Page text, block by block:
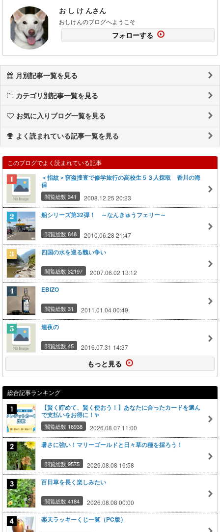
お し け んさん
おしけんのブログへようこそ
フォローする
月別記事一覧を見る
カテゴリ別記事一覧を見る
お気に入りブログ一覧を見る
よく読まれている記事一覧を見る
このブログでよく読まれている記事
＜指紋＞窃盗捜査で修学旅行の高校生５３人採取 香川の海
保
閲覧総数 341 2008.12.25 20:23
船シリーズ第32弾！ ～なんきゅうフェリー～
閲覧総数 848 2010.06.28 21:47
四国の水を巡る醜い争い
閲覧総数 32197 2007.06.02 13:12
EBIZO
閲覧総数 31 2011.01.04 00:49
連夜の
閲覧総数 45 2016.07.31 14:37
もっと見る
総合記事ランキング
【賢く貯めて、賢く使おう！】あなたに合ったカードを選ん
で支払いをお得に！✨
閲覧総数 16938 2026.08.07 11:00
暑さに強い！マリーゴールドと日々草の種を採ろう！
閲覧総数 9575 2026.08.08 16:58
百日草を長く楽しみたい
閲覧総数 4184 2026.08.08 00:00
楽天ラッキーくじ一覧（PC版）